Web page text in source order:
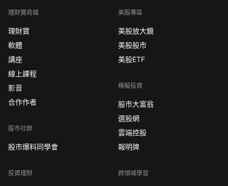
理財寶商城
理財寶
軟體
講座
線上課程
影音
合作作者
股市社群
股市爆料同學會
投資理財
美股專區
美股放大鏡
美股股市
美股ETF
模擬投資
股市大富翁
選股網
雲端控股
報明牌
跨領域學習